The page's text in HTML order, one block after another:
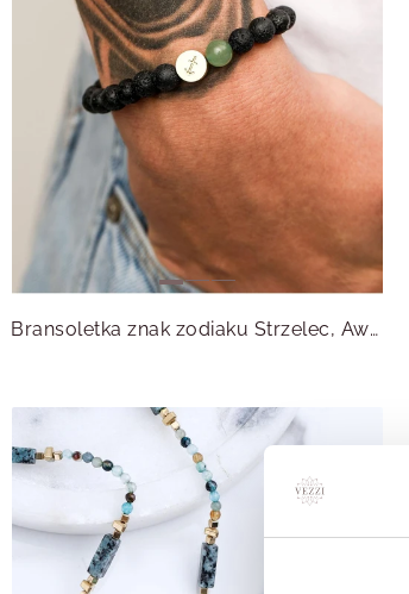
Bransoletka znak zodiaku Strzelec, Awenturyn, stal pozłacana S110518Z00